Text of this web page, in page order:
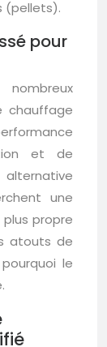
(pellets).
pour
chauffage
et de
une
propre
atouts de
le